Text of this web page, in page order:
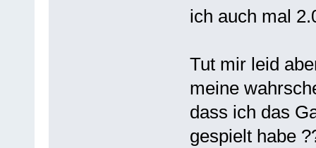
ich auch mal
Tut mir leid
meine
dass ich das
gespielt habe